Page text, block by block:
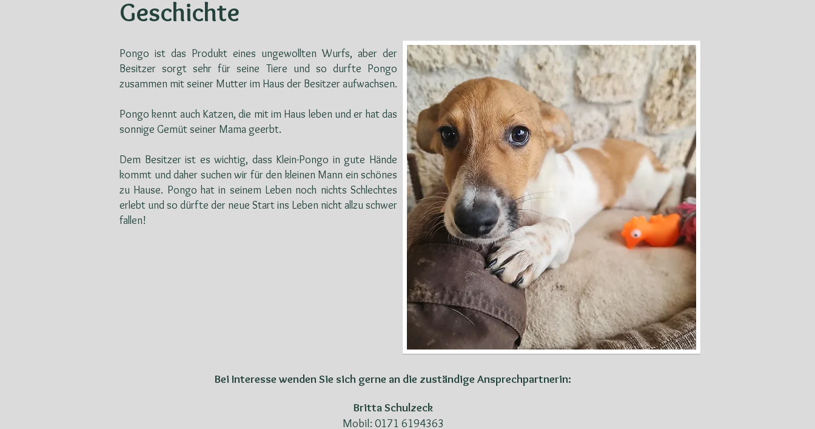
Geschichte
Pongo ist das Produkt eines ungewollten Wurfs, aber der
Besitzer sorgt sehr für seine Tiere und so durfte Pongo
zusammen mit seiner Mutter im Haus der Besitzer aufwachsen.
Pongo kennt auch Katzen, die mit im Haus leben und er hat das
sonnige Gemüt seiner Mama geerbt.
Dem Besitzer ist es wichtig, dass Klein-Pongo in gute Hände
kommt und daher suchen wir für den kleinen Mann ein schönes
zu Hause. Pongo hat in seinem Leben noch nichts Schlechtes
erlebt und so dürfte der neue Start ins Leben nicht allzu schwer
fallen!
Bei Interesse wenden Sie sich gerne an die zuständige Ansprechpartnerin:
Britta Schulzeck
Mobil: 0171 6194363